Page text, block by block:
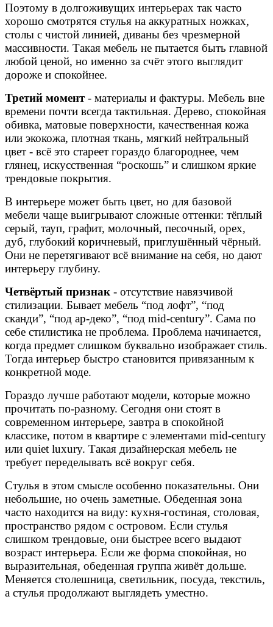
Поэтому в долгоживущих интерьерах так часто
хорошо смотрятся стулья на аккуратных ножках,
столы с чистой линией, диваны без чрезмерной
массивности. Такая мебель не пытается быть главной
любой ценой, но именно за счёт этого выглядит
дороже и спокойнее.
Третий момент- материалы и фактуры. Мебель вне
времени почти всегда тактильная. Дерево, спокойная
обивка, матовые поверхности, качественная кожа
или экокожа, плотная ткань, мягкий нейтральный
цвет - всё это стареет гораздо благороднее, чем
глянец, искусственная “роскошь” и слишком яркие
трендовые покрытия.
В интерьере может быть цвет, но для базовой
мебели чаще выигрывают сложные оттенки: тёплый
серый, тауп, графит, молочный, песочный, орех,
дуб, глубокий коричневый, приглушённый чёрный.
Они не перетягивают всё внимание на себя, но дают
интерьеру глубину.
Четвёртый признак - отсутствие навязчивой
стилизации. Бывает мебель “под лофт”, “под
сканди”, “под ар-деко”, “под mid-century”. Сама по
себе стилистика не проблема. Проблема начинается,
когда предмет слишком буквально изображает стиль.
Тогда интерьер быстро становится привязанным к
конкретной моде.
Гораздо лучше работают модели, которые можно
прочитать по-разному. Сегодня они стоят в
современном интерьере, завтра в спокойной
классике, потом в квартире с элементами mid-century
или quiet luxury. Такая дизайнерская мебель не
требует переделывать всё вокруг себя.
Стулья в этом смысле особенно показательны. Они
небольшие, но очень заметные. Обеденная зона
часто находится на виду: кухня-гостиная, столовая,
пространство рядом с островом. Если стулья
слишком трендовые, они быстрее всего выдают
возраст интерьера. Если же форма спокойная, но
выразительная, обеденная группа живёт дольше.
Меняется столешница, светильник, посуда, текстиль,
а стулья продолжают выглядеть уместно.